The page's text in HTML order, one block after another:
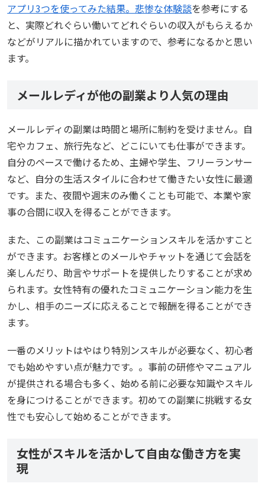
アプリ3つを使ってみた結果。悲惨な体験談を参考にする
と、実際どれぐらい働いてどれぐらいの収入がもらえるか
などがリアルに描かれていますので、参考になるかと思い
ます。
メールレディが他の副業より人気の理由
メールレディの副業は時間と場所に制約を受けません。自
宅やカフェ、旅行先など、どこにいても仕事ができます。
自分のペースで働けるため、主婦や学生、フリーランサー
など、自分の生活スタイルに合わせて働きたい女性に最適
です。また、夜間や週末のみ働くことも可能で、本業や家
事の合間に収入を得ることができます。
また、この副業はコミュニケーションスキルを活かすこと
ができます。お客様とのメールやチャットを通じて会話を
楽しんだり、助言やサポートを提供したりすることが求め
られます。女性特有の優れたコミュニケーション能力を生
かし、相手のニーズに応えることで報酬を得ることができ
ます。
一番のメリットはやはり特別ンスキルが必要なく、初心者
でも始めやすい点が魅力です。。事前の研修やマニュアル
が提供される場合も多く、始める前に必要な知識やスキル
を身につけることができます。初めての副業に挑戦する女
性でも安心して始めることができます。
女性がスキルを活かして自由な働き方を実
現